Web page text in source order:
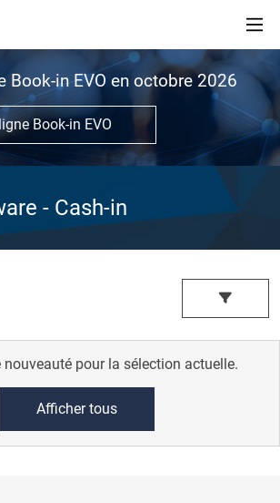
Book-in EVO en octobre 2026
Book-in EVO
- Cash-in
nouveauté pour la sélection actuelle.
Afficher tous